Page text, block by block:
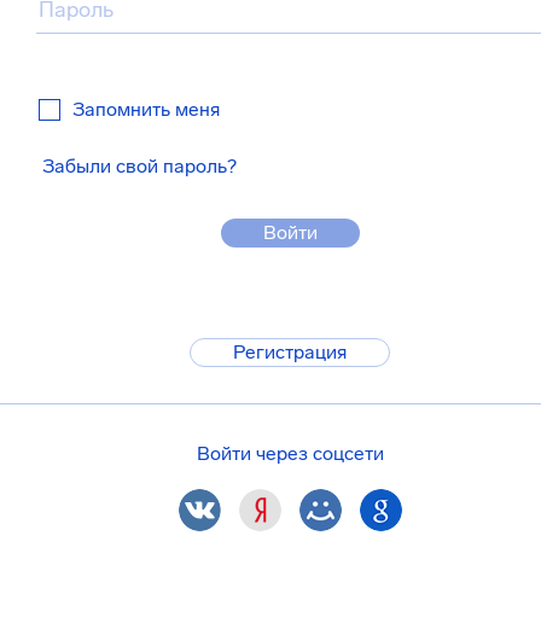
Запомнить меня
Забыли свой пароль?
Войти
Регистрация
Войти через соцсети